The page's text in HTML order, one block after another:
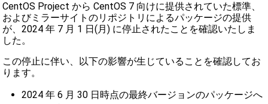
CentOS Project から CentOS 7 向けに提供されていた標準、
およびミラーサイトのリポジトリによるパッケージの提供
が、2024 年 7 月 1 日(月) に停止されたことを確認いたしま
した。
この停止に伴い、以下の影響が生じていることを確認してお
ります。
2024 年 6 月 30 日時点の最終バージョンのパッケージへ